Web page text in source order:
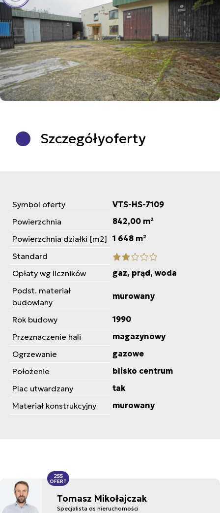
Szczegółyoferty
Symbol oferty
VTS-HS-7109
Powierzchnia
842,00 m²
Powierzchnia działki [m2] 1 648 m²
Standard
Opłaty wg liczników
gaz, prąd, woda
Podst. materiał
budowlany
murowany
Rok budowy
1990
Przeznaczenie hali
magazynowy
Ogrzewanie
gazowe
Położenie
blisko centrum
Plac utwardzany
tak
Materiał konstrukcyjny
murowany
Tomasz Mikołajczak
Specjalista ds nieruchomości
255
OFERT